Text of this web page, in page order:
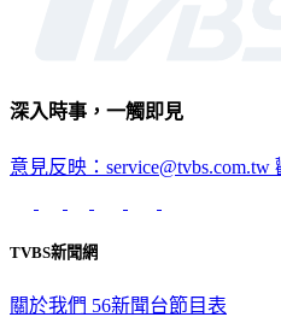
深入時事，一觸即見
意見反映：service@tvbs.com.tw
TVBS新聞網
關於我們 56新聞台節目表